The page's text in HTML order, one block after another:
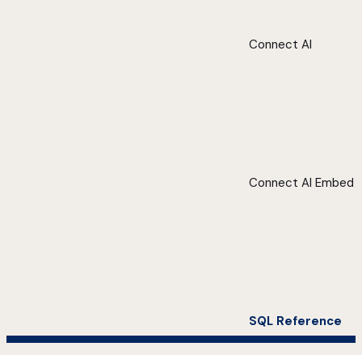
Connect AI
Connect AI Embed
SQL Reference